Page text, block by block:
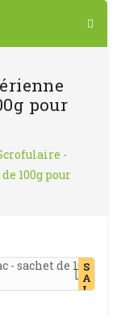
pour
-
100g pour
S
A
L